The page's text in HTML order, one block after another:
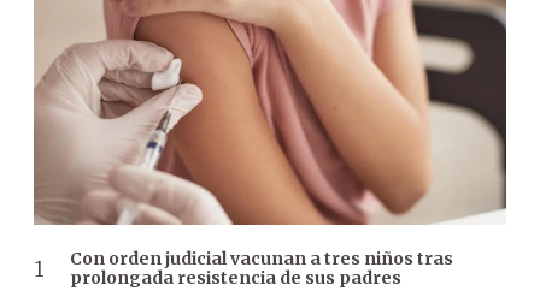
Con orden judicial vacunan a tres niños tras
prolongada resistencia de sus padres